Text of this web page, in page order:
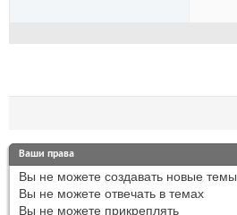
Ваши права
Вы не можете создавать новые темы
Вы не можете отвечать в темах
Вы не можете прикреплять